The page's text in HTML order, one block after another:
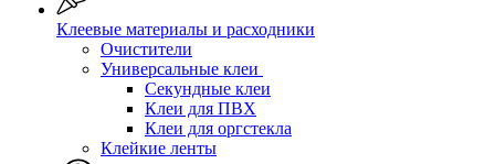
Клеевые материалы и расходники
Очистители
Универсальные клеи
Секундные клеи
Клеи для ПВХ
Клеи для оргстекла
Клейкие ленты